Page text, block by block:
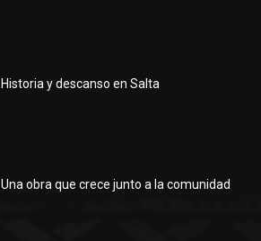
Historia y descanso en Salta
Una obra que crece junto a la comunidad